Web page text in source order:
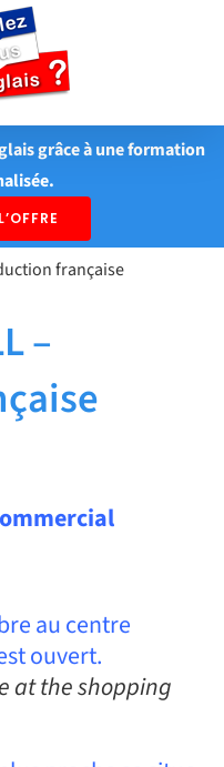
grâce à une formation
française
–
au centre
ouvert.
at the shopping